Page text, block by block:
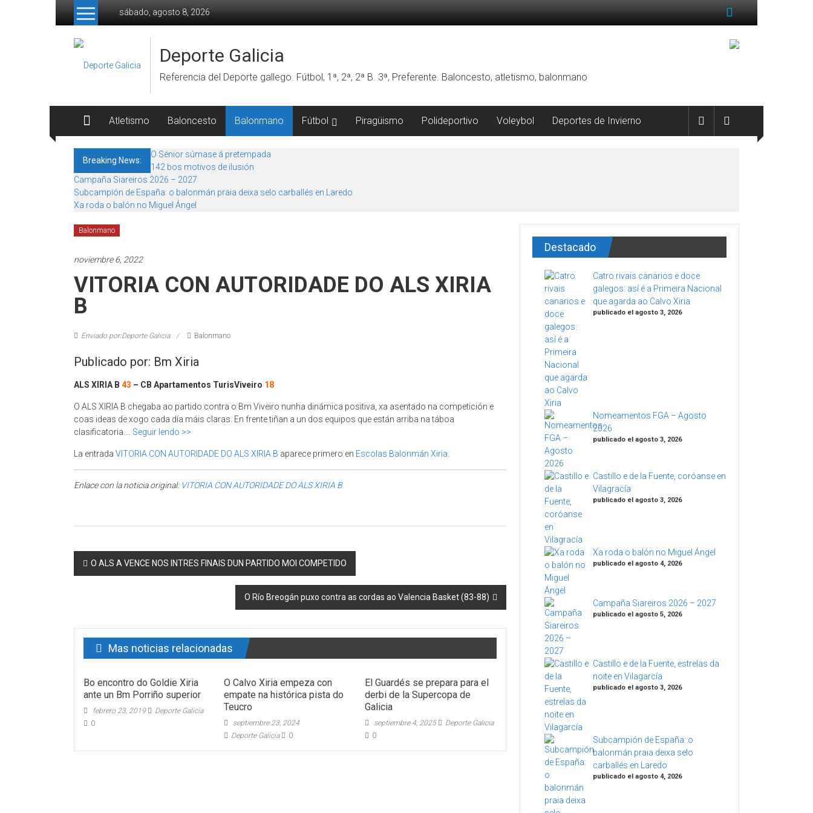
Skip to content
sábado, agosto 8, 2026
Deporte Galicia
Referencia del Deporte gallego. Fútbol, 1ª, 2ª, 2ª B. 3ª, Preferente. Baloncesto, atletismo, balonmano
Atletismo Baloncesto Balonmano Fútbol Piragüismo Polideportivo Voleybol Deportes de Invierno
Breaking News:
O Sénior súmase á pretempada
142 bos motivos de ilusión
Campaña Siareiros 2026 – 2027
Subcampión de España: o balonmán praia deixa selo carballés en Laredo
Xa roda o balón no Miguel Ángel
Balonmano
noviembre 6, 2022
VITORIA CON AUTORIDADE DO ALS XIRIA
B
Enviado por:Deporte Galicia Balonmano
Publicado por: Bm Xiria
ALS XIRIA B 43 – CB Apartamentos TurisViveiro 18
O ALS XIRIA B chegaba ao partido contra o Bm Viveiro nunha dinámica positiva, xa asentado na competición e
coas ideas de xogo cada día máis claras. En frente tiñan a un dos equipos que están arriba na táboa
clasificatoria.… Seguir lendo >>
La entrada VITORIA CON AUTORIDADE DO ALS XIRIA B aparece primero en Escolas Balonmán Xiria
Enlace con la noticia original: VITORIA CON AUTORIDADE DO ALS XIRIA B
Post navigation
O ALS A VENCE NOS INTRES FINAIS DUN PARTIDO MOI COMPETIDO
O Río Breogán puxo contra as cordas ao Valencia Basket (83-88)
Mas noticias relacionadas
Bo encontro do Goldie Xiria
ante un Bm Porriño superior
febrero 23, 2019
Deporte Galicia
0
O Calvo Xiria empeza con
empate na histórica pista do
Teucro
septiembre 23, 2024
Deporte Galicia
0
El Guardés se prepara para el
derbi de la Supercopa de
Galicia
septiembre 4, 2025
Deporte Galicia
0
Destacado
Catro rivais canarios e doce
galegos: así é a Primeira Nacional
que agarda ao Calvo Xiria
publicado el agosto 3, 2026
Nomeamentos FGA – Agosto
2026
publicado el agosto 3, 2026
Castillo e de la Fuente, coróanse en
Vilagracía
publicado el agosto 3, 2026
Xa roda o balón no Miguel Ángel
publicado el agosto 4, 2026
Campaña Siareiros 2026 – 2027
publicado el agosto 5, 2026
Castillo e de la Fuente, estrelas da
noite en Vilagarcía
publicado el agosto 3, 2026
Subcampión de España: o
balonmán praia deixa selo
carballés en Laredo
publicado el agosto 4, 2026